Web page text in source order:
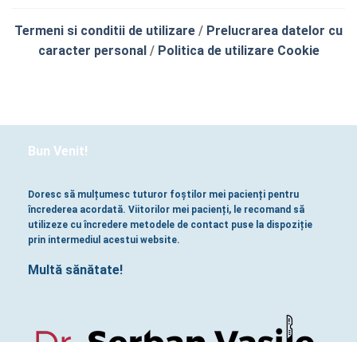
Termeni si conditii de utilizare / Prelucrarea datelor cu
caracter personal/ Politica de utilizare Cookie
Bun Venit!
Doresc să mulțumesc tuturor foștilor mei pacienți pentru
încrederea acordată. Viitorilor mei pacienți, le recomand să
utilizeze cu încredere metodele de contact puse la dispoziție
prin intermediul acestui website.
Multă sănătate!